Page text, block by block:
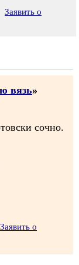
Заявить о
вязь»
сочно.
Заявить о